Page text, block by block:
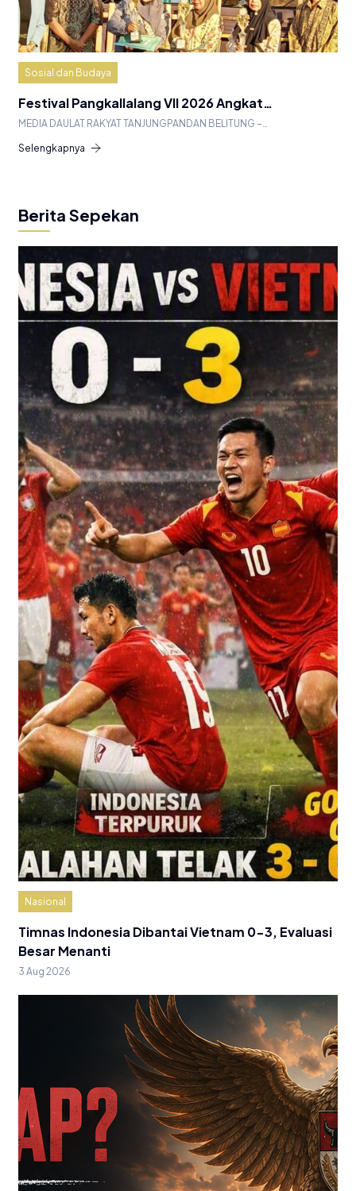
Sosial dan Budaya
Festival Pangkallalang VII 2026 Angkat…
MEDIA DAULAT RAKYAT TANJUNGPANDAN BELITUNG –…
Selengkapnya
Berita Sepekan
Nasional
Timnas Indonesia Dibantai Vietnam 0-3, Evaluasi
Besar Menanti
3 Aug 2026